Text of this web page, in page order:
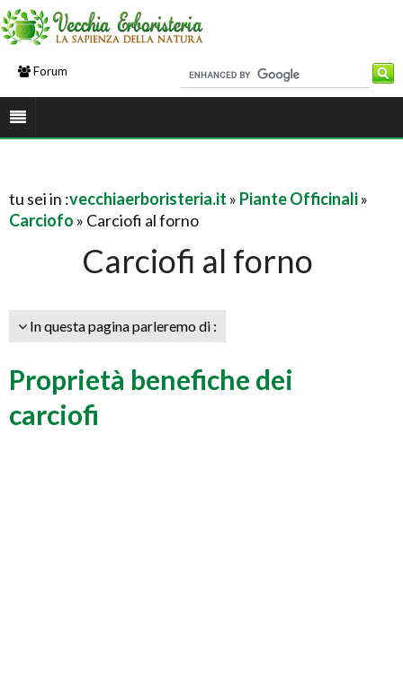
Forum
tu sei in :vecchiaerboristeria.it » Piante Officinali»
Carciofo » Carciofi al forno
Carciofi al forno
In questa pagina parleremo di :
Proprietà benefiche dei
carciofi